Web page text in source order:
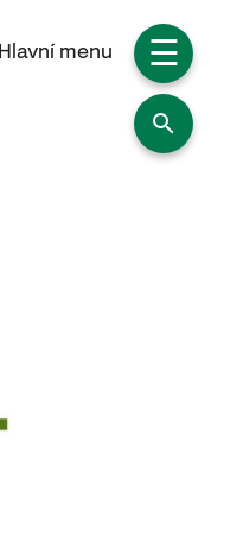
Hlavní menu ☰